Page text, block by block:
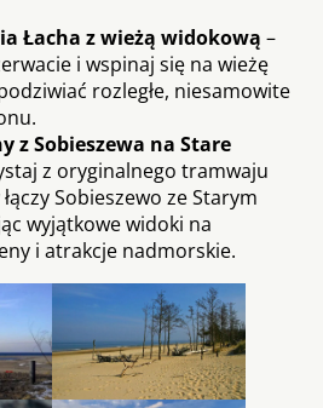
Łacha z wieżą widokową –
i wspinaj się na wieżę
rozległe, niesamowite
z Sobieszewa na Stare
z oryginalnego tramwaju
Sobieszewo ze Starym
wyjątkowe widoki na
i atrakcje nadmorskie.